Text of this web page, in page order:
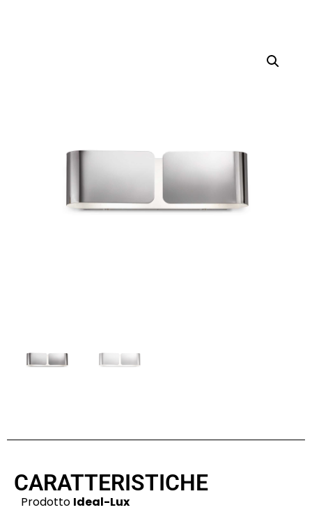
CARATTERISTICHE
Prodotto Ideal-Lux